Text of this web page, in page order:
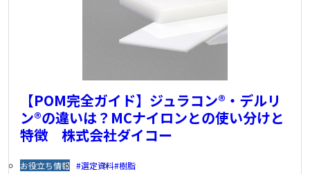
【POM完全ガイド】ジュラコン®・デルリ
ン®の違いは？MCナイロンとの使い分けと
特徴 株式会社ダイコー
お役立ち情報 選定資料 樹脂